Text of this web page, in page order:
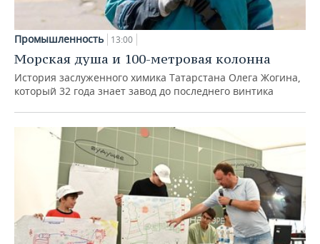
Промышленность 13:00
Морская душа и 100-метровая колонна
История заслуженного химика Татарстана Олега Жогина,
который 32 года знает завод до последнего винтика